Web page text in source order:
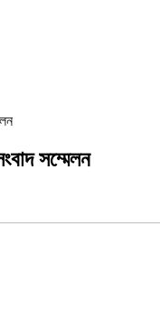
সম্মেলন